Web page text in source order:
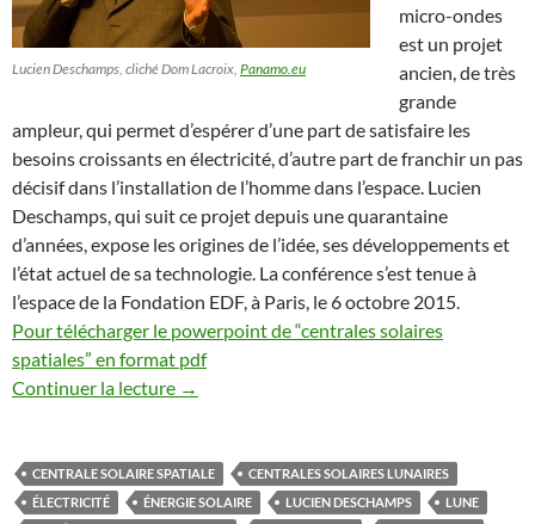
Lucien Deschamps, cliché Dom Lacroix, Panamo.eu
micro-ondes
est un projet
ancien, de très
grande
ampleur, qui permet d’espérer d’une part de satisfaire les
besoins croissants en électricité, d’autre part de franchir un pas
décisif dans l’installation de l’homme dans l’espace. Lucien
Deschamps, qui suit ce projet depuis une quarantaine
d’années, expose les origines de l’idée, ses développements et
l’état actuel de sa technologie. La conférence s’est tenue à
l’espace de la Fondation EDF, à Paris, le 6 octobre 2015.
Pour télécharger le powerpoint de “centrales solaires
spatiales” en format pdf
Continuer la lecture →
CENTRALE SOLAIRE SPATIALE
CENTRALES SOLAIRES LUNAIRES
ÉLECTRICITÉ
ÉNERGIE SOLAIRE LUCIEN DESCHAMPS
LUNE